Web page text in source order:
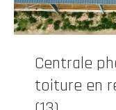
Centrale
toiture en